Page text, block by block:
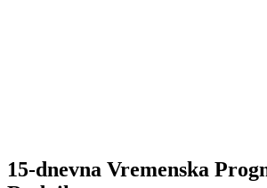
15-dnevna Vremenska